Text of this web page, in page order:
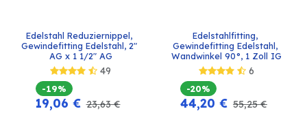
Edelstahl Reduziernippel,
Gewindefitting Edelstahl, 2"
AG x 1 1/2" AG
49
-19%
19,06 € 23,63€
Edelstahlfitting,
Gewindefitting Edelstahl,
Wandwinkel 90°, 1 Zoll IG
6
-20%
44,20 € 55,25€